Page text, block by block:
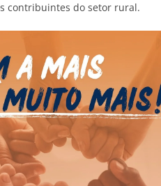
contribuintes do setor rural.